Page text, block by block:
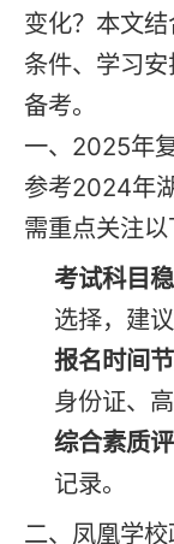
变化？本文
条件、学习
备考。
一、2025年
参考2024年
需重点关注以
考试科目
选择，建议
报名时间
身份证、
综合素质
记录。
二、凤凰学